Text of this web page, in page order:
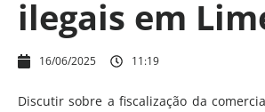
ilegais em
16/06/2025 11:19
Discutir sobre a fiscalização da